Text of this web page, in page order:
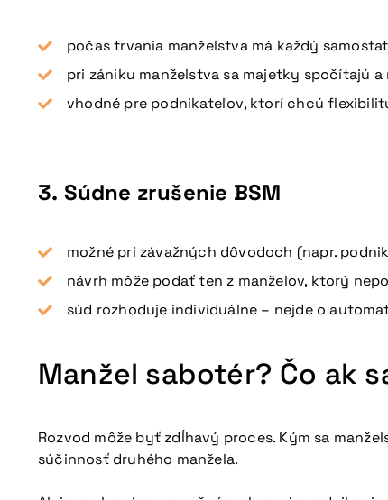
počas trvania manželstva má každý
pri zániku manželstva sa majetky spočítajú a
vhodné pre podnikateľov, ktorí chcú
3. Súdne zrušenie BSM
možné pri závažných dôvodoch (napr.
návrh môže podať ten z manželov, ktorý
súd rozhoduje individuálne – nejde o
Manžel sabotér? Čo ak
Rozvod môže byť zdĺhavý proces. Kým sa
súčinnosť druhého manžela.